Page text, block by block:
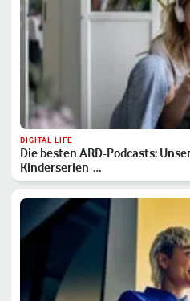
DIGITAL LIFE
Die besten ARD-Podcasts:
Kinderserien-…